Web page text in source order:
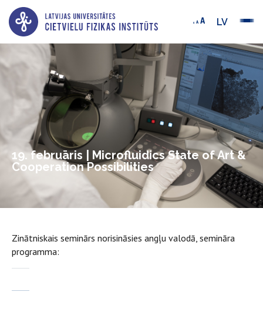
LV
19. februāris | Microfluidics State of Art &
Cooperation Possibilities
Zinātniskais seminārs norisināsies angļu valodā, semināra
programma: